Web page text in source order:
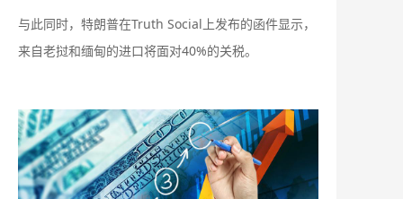
与此同时，特朗普在Truth Social上发布的函件显示，
来自老挝和缅甸的进口将面对40%的关税。